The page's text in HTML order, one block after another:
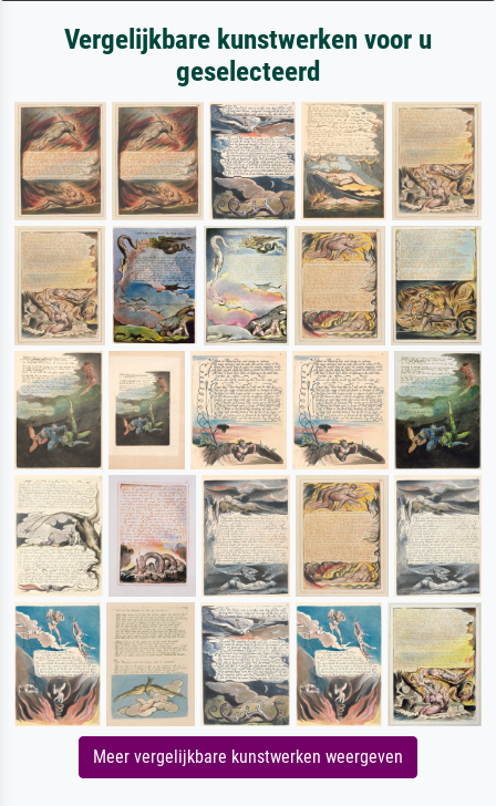
Vergelijkbare kunstwerken voor u
geselecteerd
Meer vergelijkbare kunstwerken weergeven